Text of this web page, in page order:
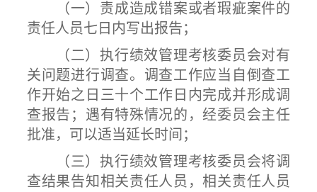
（一）责成造成错案或者瑕疵案件的
责任人员七日内写出报告；
（二）执行绩效管理考核委员会对有
关问题进行调查。调查工作应当自倒查工
作开始之日三十个工作日内完成并形成调
查报告；遇有特殊情况的，经委员会主任
批准，可以适当延长时间；
（三）执行绩效管理考核委员会将调
查结果告知相关责任人员，相关责任人员